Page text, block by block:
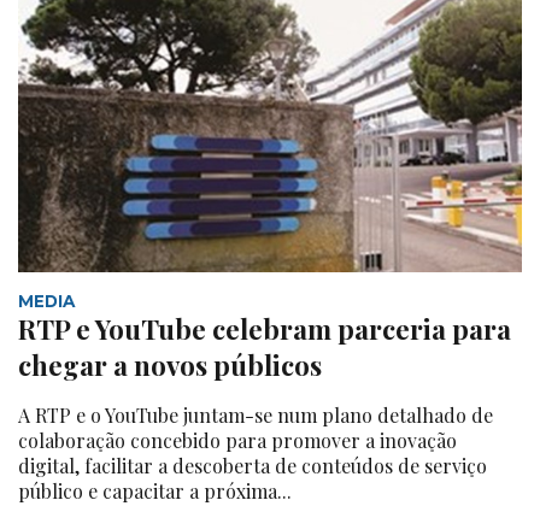
MEDIA
RTP e YouTube celebram parceria para
chegar a novos públicos
A RTP e o YouTube juntam-se num plano detalhado de
colaboração concebido para promover a inovação
digital, facilitar a descoberta de conteúdos de serviço
público e capacitar a próxima...